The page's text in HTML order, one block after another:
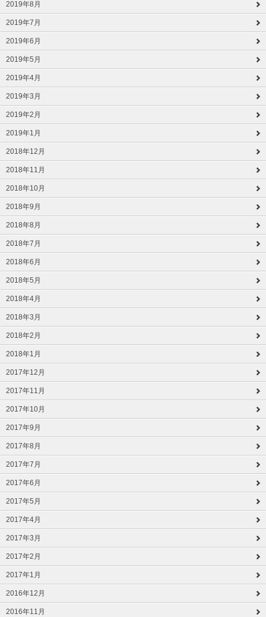
2019年8月
2019年7月
2019年6月
2019年5月
2019年4月
2019年3月
2019年2月
2019年1月
2018年12月
2018年11月
2018年10月
2018年9月
2018年8月
2018年7月
2018年6月
2018年5月
2018年4月
2018年3月
2018年2月
2018年1月
2017年12月
2017年11月
2017年10月
2017年9月
2017年8月
2017年7月
2017年6月
2017年5月
2017年4月
2017年3月
2017年2月
2017年1月
2016年12月
2016年11月